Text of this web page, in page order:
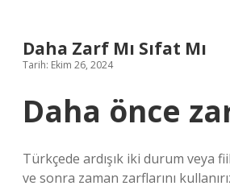
Daha Zarf Mı Sıfat Mı
Tarih: Ekim 26, 2024
Daha önce
Türkçede ardışık iki durum veya
ve sonra zaman zarflarını